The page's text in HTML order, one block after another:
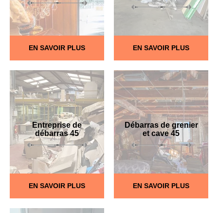
EN SAVOIR PLUS EN SAVOIR PLUS
Entreprise de
débarras 45
EN SAVOIR PLUS
Débarras de grenier
et cave 45
EN SAVOIR PLUS